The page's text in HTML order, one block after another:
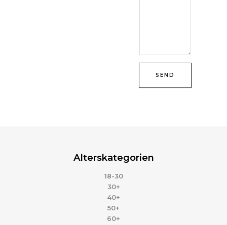
SEND
Alterskategorien
18-30
30+
40+
50+
60+